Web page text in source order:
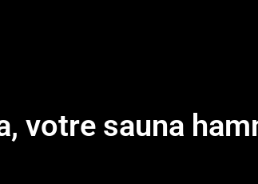
votre sauna